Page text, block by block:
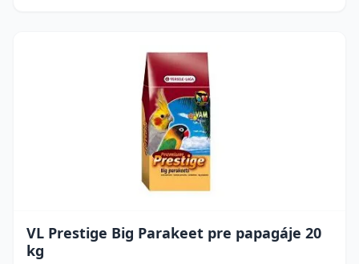
VL Prestige Big Parakeet pre papagáje 20
kg